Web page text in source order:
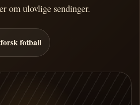
om ulovlige sendinger.
fotball